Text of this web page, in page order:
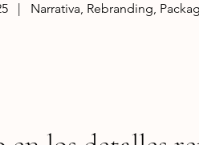
| Narrativa, Rebranding,